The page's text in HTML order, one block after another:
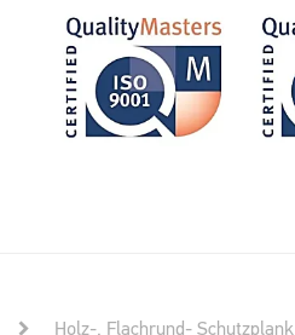
Holz-, Flachrund- Schutzplank